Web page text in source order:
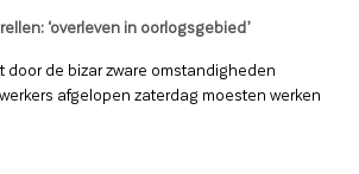
‘overleven in oorlogsgebied’
door de bizar zware omstandigheden
afgelopen zaterdag moesten werken